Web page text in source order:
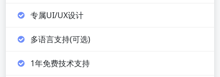
专属UI/UX设计
多语言支持(可选)
1年免费技术支持